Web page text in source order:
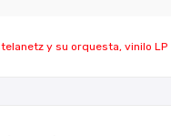
y su orquesta, vinilo LP